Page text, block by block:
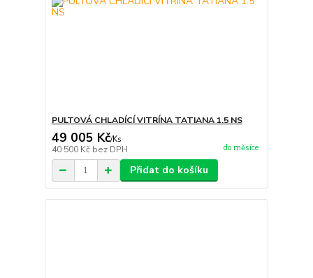
PULTOVÁ CHLADÍCÍ VITRÍNA TATIANA 1.5 NS
49 005 Kč/Ks
40 500 Kč bez DPH do měsíce
Přidat do košíku